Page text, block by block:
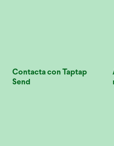
Contacta con Taptap
Send